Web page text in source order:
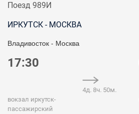
Поезд 989И
ИРКУТСК - МОСКВА
Владивосток - Москва
17:30
вокзал иркутск-
пассажирский
4д. 8ч. 50м.